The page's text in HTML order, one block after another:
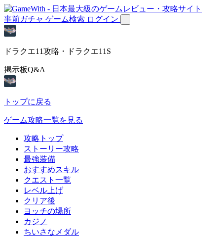
事前ガチャ ゲーム検索 ログイン
ドラクエ11攻略・ドラクエ11S
掲示板Q&A
トップに戻る
ゲーム攻略一覧を見る
攻略トップ
ストーリー攻略
最強装備
おすすめスキル
クエスト一覧
レベル上げ
クリア後
ヨッチの場所
カジノ
ちいさなメダル